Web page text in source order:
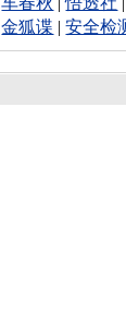
金狐谍 |安全检